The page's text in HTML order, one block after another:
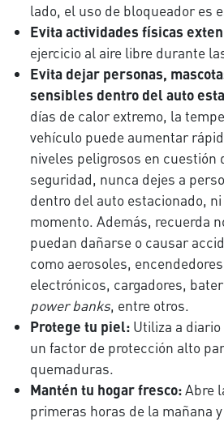
lado, el uso de bloqueador es
Evita actividades físicas
ejercicio al aire libre durante
Evita dejar personas,
sensibles dentro del auto
días de calor extremo, la
vehículo puede aumentar
niveles peligrosos en cuestión
seguridad, nunca dejes a
dentro del auto estacionado,
momento. Además, recuerda
puedan dañarse o causar
como aerosoles,
electrónicos, cargadores,
power banks, entre otros.
Protege tu piel:Utiliza a
un factor de protección alto
quemaduras.
Mantén tu hogar fresco:Abre
primeras horas de la mañana